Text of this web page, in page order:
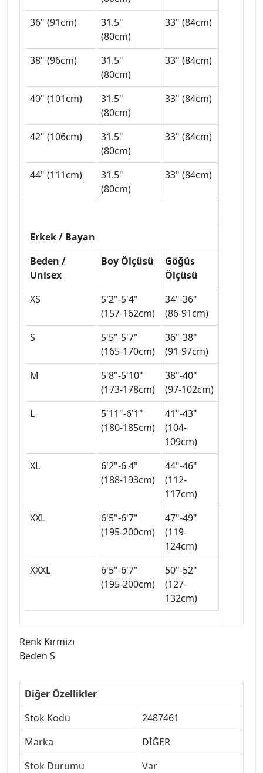
36" (91cm)
31.5"
(80cm)
33" (84cm)
38" (96cm)
31.5"
(80cm)
33" (84cm)
40" (101cm)
31.5"
(80cm)
33" (84cm)
42" (106cm)
31.5"
(80cm)
33" (84cm)
44" (111cm)
31.5"
(80cm)
33" (84cm)
Erkek / Bayan
Beden /
Unisex
Boy Ölçüsü
Göğüs
Ölçüsü
XS
5'2"-5'4"
(157-162cm)
34"-36"
(86-91cm)
S
5'5"-5'7"
(165-170cm)
36"-38"
(91-97cm)
M
5'8"-5'10"
(173-178cm)
38"-40"
(97-102cm)
L
5'11"-6'1"
(180-185cm)
41"-43"
(104-
109cm)
XL
6'2"-6 4"
(188-193cm)
44"-46"
(112-
117cm)
XXL
6'5"-6'7"
(195-200cm)
47"-49"
(119-
124cm)
XXXL
6'5"-6'7"
(195-200cm)
50"-52"
(127-
132cm)
Renk Kırmızı
Beden S
Diğer Özellikler
Stok Kodu
2487461
Marka
DİĞER
Stok Durumu
Var